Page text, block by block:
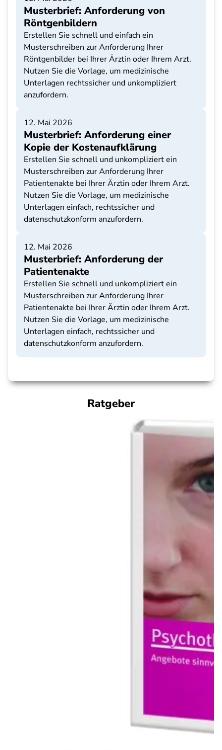
Musterbrief: Anforderung von
Röntgenbildern
Erstellen Sie schnell und einfach ein
Musterschreiben zur Anforderung Ihrer
Röntgenbilder bei Ihrer Ärztin oder Ihrem Arzt.
Nutzen Sie die Vorlage, um medizinische
Unterlagen rechtssicher und unkompliziert
anzufordern.
12. Mai 2026
Musterbrief: Anforderung einer
Kopie der Kostenaufklärung
Erstellen Sie schnell und unkompliziert ein
Musterschreiben zur Anforderung Ihrer
Patientenakte bei Ihrer Ärztin oder Ihrem Arzt.
Nutzen Sie die Vorlage, um medizinische
Unterlagen einfach, rechtssicher und
datenschutzkonform anzufordern.
12. Mai 2026
Musterbrief: Anforderung der
Patientenakte
Erstellen Sie schnell und unkompliziert ein
Musterschreiben zur Anforderung Ihrer
Patientenakte bei Ihrer Ärztin oder Ihrem Arzt.
Nutzen Sie die Vorlage, um medizinische
Unterlagen einfach, rechtssicher und
datenschutzkonform anzufordern.
Ratgeber